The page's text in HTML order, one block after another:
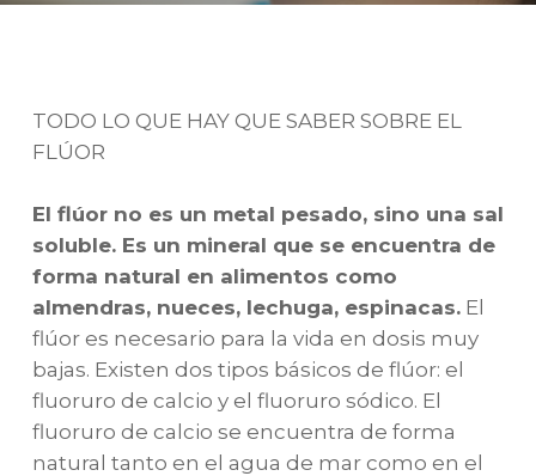
TODO LO QUE HAY QUE SABER SOBRE EL
FLÚOR
El flúor no es un metal pesado, sino una sal
soluble. Es un mineral que se encuentra de
forma natural en alimentos como
almendras, nueces, lechuga, espinacas.El
flúor es necesario para la vida en dosis muy
bajas. Existen dos tipos básicos de flúor: el
fluoruro de calcio y el fluoruro sódico. El
fluoruro de calcio se encuentra de forma
natural tanto en el agua de mar como en el